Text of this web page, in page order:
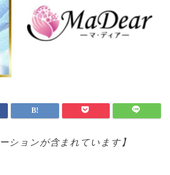
ーションが含まれています】